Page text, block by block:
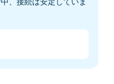
、接続は安定していま